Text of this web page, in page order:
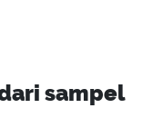
sampel